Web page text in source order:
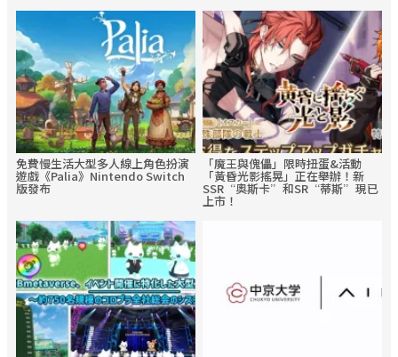
免費慢生活大型多人線上角色扮演
遊戲《Palia》Nintendo Switch
版發布
「魔王與傀儡」限時扭蛋&活動
「黃昏光影搖晃」正在舉辦！新
SSR“奧斯卡”和SR“蒂斯”現已
上市！